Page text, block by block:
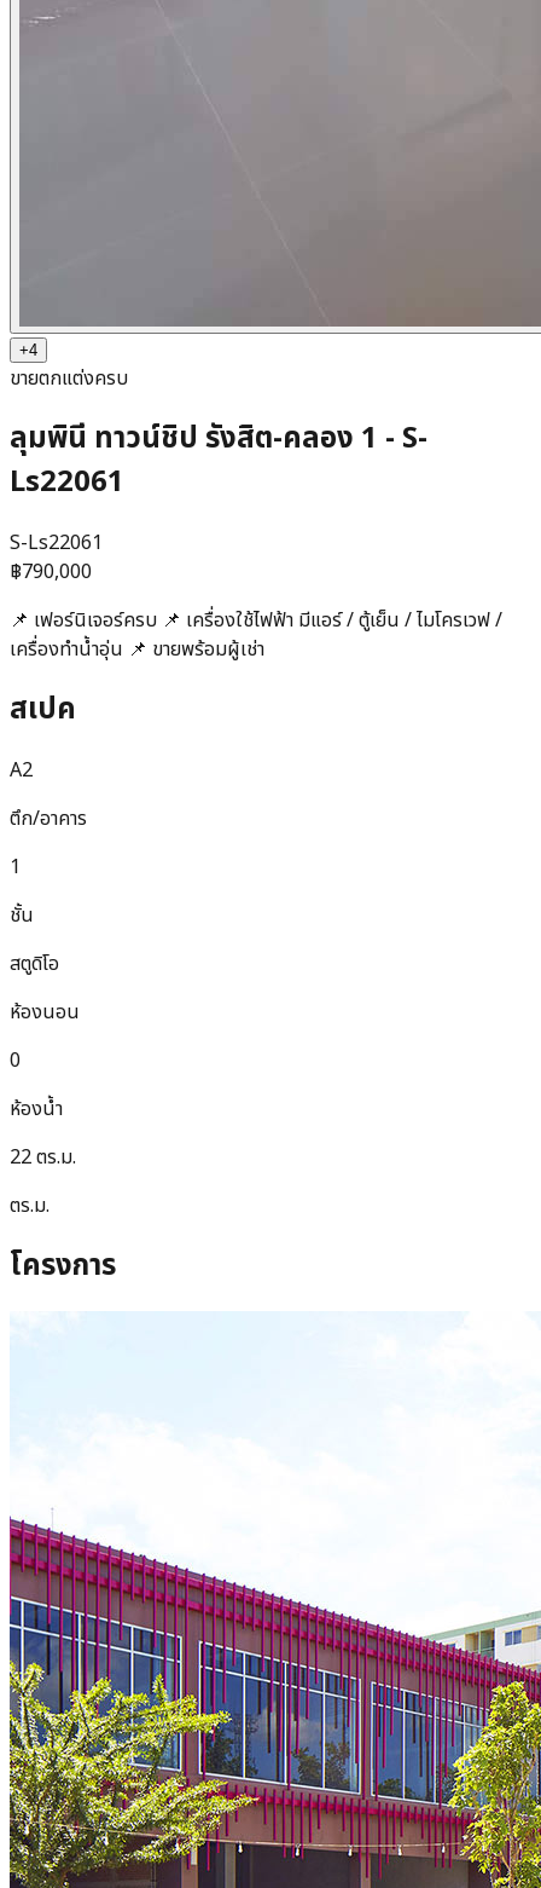
+4
ขายตกแต่งครบ
ลุมพินี ทาวน์ชิป รังสิต-คลอง 1 - S-
Ls22061
S-Ls22061
฿790,000
📌 เฟอร์นิเจอร์ครบ 📌 เครื่องใช้ไฟฟ้า มีแอร์ / ตู้เย็น / ไมโครเวฟ /
เครื่องทำน้ำอุ่น 📌 ขายพร้อมผู้เช่า
สเปค
A2
ตึก/อาคาร
1
ชั้น
สตูดิโอ
ห้องนอน
0
ห้องน้ำ
22 ตร.ม.
ตร.ม.
โครงการ